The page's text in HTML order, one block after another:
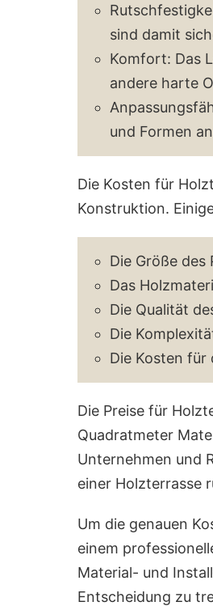
sind damit
Komfort: Das
andere harte
und Formen
Die Kosten für
Konstruktion.
Die Größe des
Das
Die Qualität
Die
Die Kosten für
Die Preise für
Quadratmeter
Unternehmen und
einer Holzterrasse
Um die genauen
einem
Material- und
Entscheidung zu